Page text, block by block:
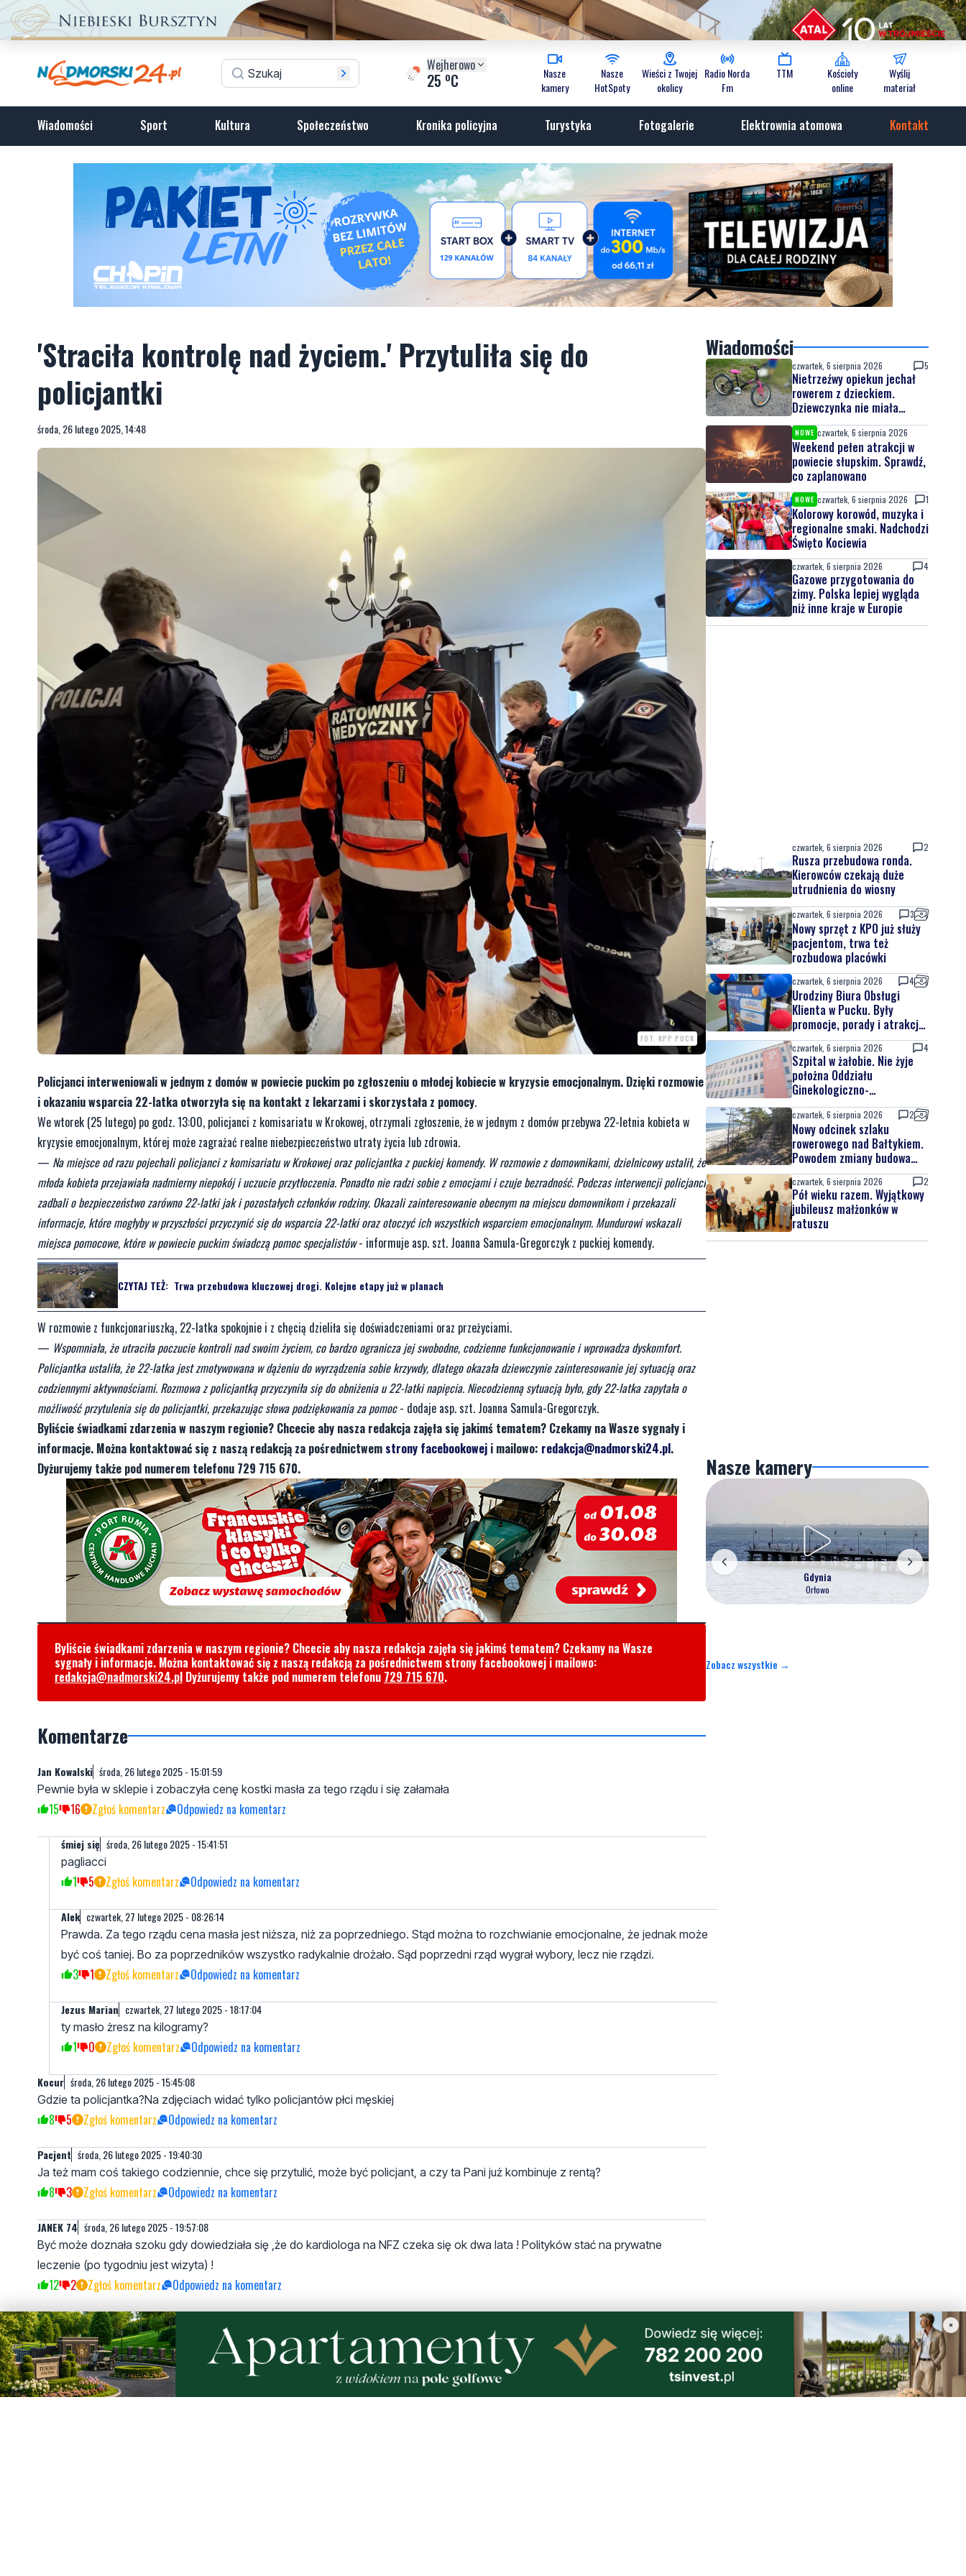
Wejherowo
25 oC
Nasze
kamery
Nasze
HotSpoty
Wieści z Twojej
okolicy
Radio Norda
Fm
TTM
Kościoły
online
Wyślij
materiał
Wiadomości Sport Kultura Społeczeństwo Kronika policyjna Turystyka Fotogalerie Elektrownia atomowa Kontakt
'Straciła kontrolę nad życiem.' Przytuliła się do
policjantki
środa, 26 lutego 2025, 14:48
FOT. KPP PUCK
Policjanci interweniowali w jednym z domów w powiecie puckim po zgłoszeniu o młodej kobiecie w kryzysie emocjonalnym. Dzięki rozmowie
i okazaniu wsparcia 22-latka otworzyła się na kontakt z lekarzami i skorzystała z pomocy.
We wtorek (25 lutego) po godz. 13:00, policjanci z komisariatu w Krokowej, otrzymali zgłoszenie, że w jednym z domów przebywa 22-letnia kobieta w
kryzysie emocjonalnym, której może zagrażać realne niebezpieczeństwo utraty życia lub zdrowia.
— Na miejsce od razu pojechali policjanci z komisariatu w Krokowej oraz policjantka z puckiej komendy. W rozmowie z domownikami, dzielnicowy ustalił, że
młoda kobieta przejawiała nadmierny niepokój i uczucie przytłoczenia. Ponadto nie radzi sobie z emocjami i czuje bezradność. Podczas interwencji policjanci
zadbali o bezpieczeństwo zarówno 22-latki jak i pozostałych członków rodziny. Okazali zainteresowanie obecnym na miejscu domownikom i przekazali
informacje, które mogłyby w przyszłości przyczynić się do wsparcia 22-latki oraz otoczyć ich wszystkich wsparciem emocjonalnym. Mundurowi wskazali
miejsca pomocowe, które w powiecie puckim świadczą pomoc specjalistów- informuje asp. szt. Joanna Samula-Gregorczyk z puckiej komendy.
CZYTAJ TEŻ: Trwa przebudowa kluczowej drogi. Kolejne etapy już w planach
W rozmowie z funkcjonariuszką, 22-latka spokojnie i z chęcią dzieliła się doświadczeniami oraz przeżyciami.
— Wspomniała, że utraciła poczucie kontroli nad swoim życiem, co bardzo ogranicza jej swobodne, codzienne funkcjonowanie i wprowadza dyskomfort.
Policjantka ustaliła, że 22-latka jest zmotywowana w dążeniu do wyrządzenia sobie krzywdy, dlatego okazała dziewczynie zainteresowanie jej sytuacją oraz
codziennymi aktywnościami. Rozmowa z policjantką przyczyniła się do obniżenia u 22-latki napięcia. Niecodzienną sytuacją było, gdy 22-latka zapytała o
możliwość przytulenia się do policjantki, przekazując słowa podziękowania za pomoc- dodaje asp. szt. Joanna Samula-Gregorczyk.
Byliście świadkami zdarzenia w naszym regionie? Chcecie aby nasza redakcja zajęła się jakimś tematem? Czekamy na Wasze sygnały i
informacje. Można kontaktować się z naszą redakcją za pośrednictwem strony facebookowej i mailowo: redakcja@nadmorski24.pl.
Dyżurujemy także pod numerem telefonu 729 715 670.
Byliście świadkami zdarzenia w naszym regionie? Chcecie aby nasza redakcja zajęła się jakimś tematem? Czekamy na Wasze
sygnały i informacje. Można kontaktować się z naszą redakcją za pośrednictwem strony facebookowej i mailowo:
redakcja@nadmorski24.pl Dyżurujemy także pod numerem telefonu 729 715 670.
Komentarze
Jan Kowalski środa, 26 lutego 2025 - 15:01:59
Pewnie była w sklepie i zobaczyła cenę kostki masła za tego rządu i się załamała
15 16 Zgłoś komentarz Odpowiedz na komentarz
śmiej się środa, 26 lutego 2025 - 15:41:51
pagliacci
1 5 Zgłoś komentarz Odpowiedz na komentarz
AIek czwartek, 27 lutego 2025 - 08:26:14
Prawda. Za tego rządu cena masła jest niższa, niż za poprzedniego. Stąd można to rozchwianie emocjonalne, że jednak może
być coś taniej. Bo za poprzedników wszystko radykalnie drożało. Sąd poprzedni rząd wygrał wybory, lecz nie rządzi.
3 1 Zgłoś komentarz Odpowiedz na komentarz
Jezus Marian czwartek, 27 lutego 2025 - 18:17:04
ty masło żresz na kilogramy?
1 0 Zgłoś komentarz Odpowiedz na komentarz
Kocur środa, 26 lutego 2025 - 15:45:08
Gdzie ta policjantka?Na zdjęciach widać tylko policjantów płci męskiej
8 5 Zgłoś komentarz Odpowiedz na komentarz
Pacjent środa, 26 lutego 2025 - 19:40:30
Ja też mam coś takiego codziennie, chce się przytulić, może być policjant, a czy ta Pani już kombinuje z rentą?
8 3 Zgłoś komentarz Odpowiedz na komentarz
JANEK 74 środa, 26 lutego 2025 - 19:57:08
Być może doznała szoku gdy dowiedziała się ,że do kardiologa na NFZ czeka się ok dwa lata ! Polityków stać na prywatne
leczenie (po tygodniu jest wizyta) !
12 2 Zgłoś komentarz Odpowiedz na komentarz
Janek środa, 26 lutego 2025 - 21:54:27
Ja mam tak co poniedziałek rano i żyje
6 8 Zgłoś komentarz Odpowiedz na komentarz
Mieszkaniec Wejherowa czwartek, 27 lutego 2025 - 06:20:04
Wiadomości
czwartek, 6 sierpnia 2026 5
Nietrzeźwy opiekun jechał
rowerem z dzieckiem.
Dziewczynka nie miała
kasku
NOWE czwartek, 6 sierpnia 2026
Weekend pełen atrakcji w
powiecie słupskim. Sprawdź,
co zaplanowano
NOWE czwartek, 6 sierpnia 2026 1
Kolorowy korowód, muzyka i
regionalne smaki. Nadchodzi
Święto Kociewia
czwartek, 6 sierpnia 2026 4
Gazowe przygotowania do
zimy. Polska lepiej wygląda
niż inne kraje w Europie
czwartek, 6 sierpnia 2026 2
Rusza przebudowa ronda.
Kierowców czekają duże
utrudnienia do wiosny
czwartek, 6 sierpnia 2026 3
Nowy sprzęt z KPO już służy
pacjentom, trwa też
rozbudowa placówki
czwartek, 6 sierpnia 2026 4
Urodziny Biura Obsługi
Klienta w Pucku. Były
promocje, porady i atrakcje
dla najmłodszych
czwartek, 6 sierpnia 2026 4
Szpital w żałobie. Nie żyje
położna Oddziału
Ginekologiczno-
Położniczego
czwartek, 6 sierpnia 2026 2
Nowy odcinek szlaku
rowerowego nad Bałtykiem.
Powodem zmiany budowa
elektrowni jądrowej
czwartek, 6 sierpnia 2026 2
Pół wieku razem. Wyjątkowy
jubileusz małżonków w
ratuszu
Nasze kamery
Gdynia
Orłowo
Zobacz wszystkie →
×